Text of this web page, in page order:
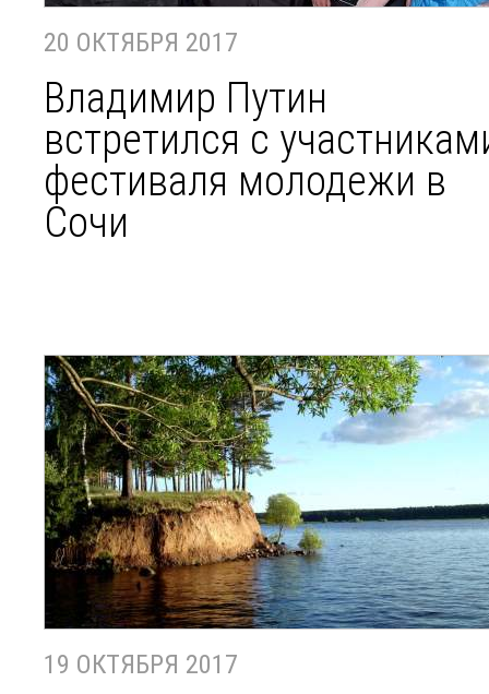
20 ОКТЯБРЯ 2017
Владимир Путин
встретился с
фестиваля молодежи в
Сочи
19 ОКТЯБРЯ 2017